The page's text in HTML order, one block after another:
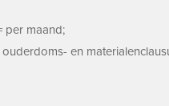
per maand;
en